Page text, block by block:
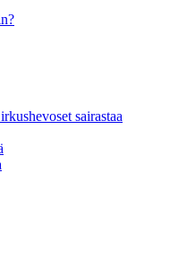
sairastaa